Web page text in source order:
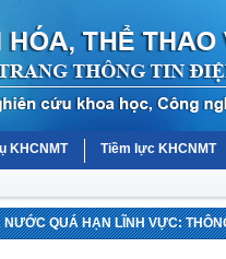
KHCNMT Tiềm lực KHCNMT
QUÁ HẠN LĨNH VỰC: